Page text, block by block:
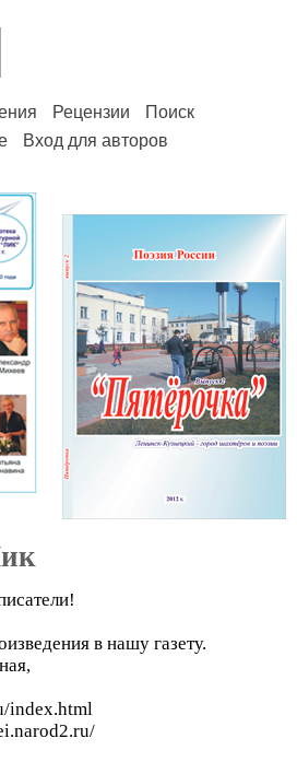
Рецензии
Поиск
Вход для авторов
в нашу газету.
index.html